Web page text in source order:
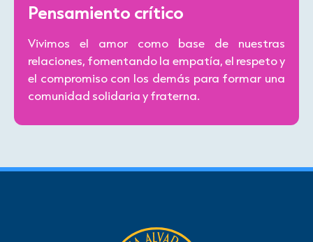
Pensamiento crítico
Vivimos el amor como base de nuestras
relaciones, fomentando la empatía, el respeto y
el compromiso con los demás para formar una
comunidad solidaria y fraterna.